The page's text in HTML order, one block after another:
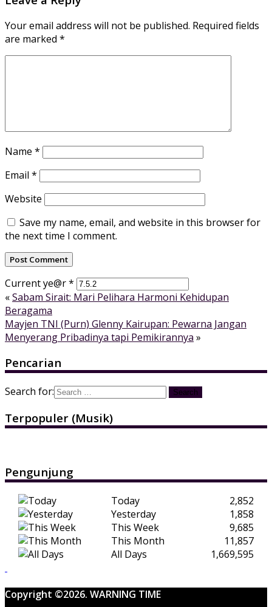
Your email address will not be published. Required fields
are marked *
Name *
Email *
Website
Save my name, email, and website in this browser for
the next time I comment.
Current ye@r*
«Sabam Sirait: Mari Pelihara Harmoni Kehidupan
Beragama
Mayjen TNI (Purn) Glenny Kairupan: Pewarna Jangan
Menyerang Pribadinya tapi Pemikirannya »
Pencarian
Search for:
Terpopuler (Musik)
Pengunjung
Today
2,852
Yesterday
1,858
This Week
9,685
This Month
11,857
All Days
1,669,595
Copyright ©2026. WARNING TIME